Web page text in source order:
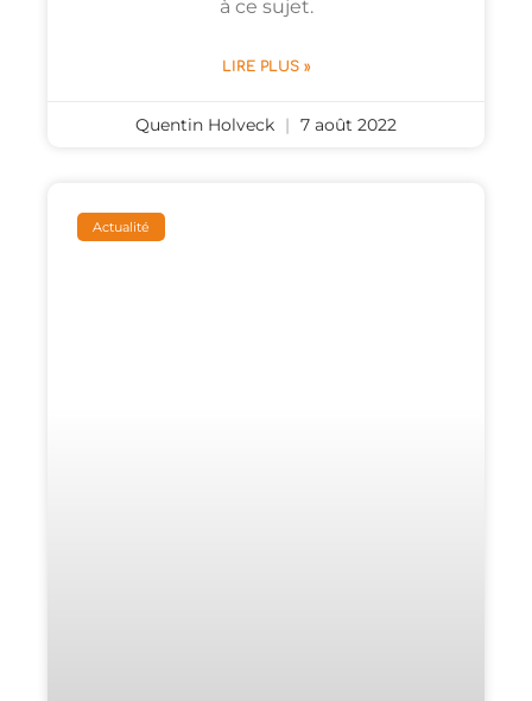
à ce sujet.
LIRE PLUS »
Quentin Holveck 7 août 2022
Actualité